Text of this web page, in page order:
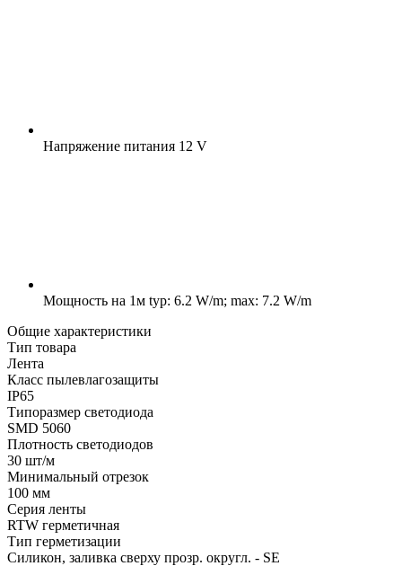
Напряжение питания 12 V
Мощность на 1м typ: 6.2 W/m; max: 7.2 W/m
Общие характеристики
Тип товара
Лента
Класс пылевлагозащиты
IP65
Типоразмер светодиода
SMD 5060
Плотность светодиодов
30 шт/м
Минимальный отрезок
100 мм
Серия ленты
RTW герметичная
Тип герметизации
Силикон, заливка сверху прозр. округл. - SE